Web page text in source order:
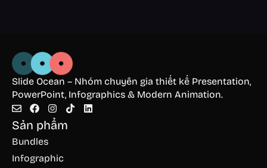
Slide Ocean – Nhóm chuyên gia thiết kế Presentation,
PowerPoint, Infographics & Modern Animation.
Sản phẩm
Bundles
Infographic